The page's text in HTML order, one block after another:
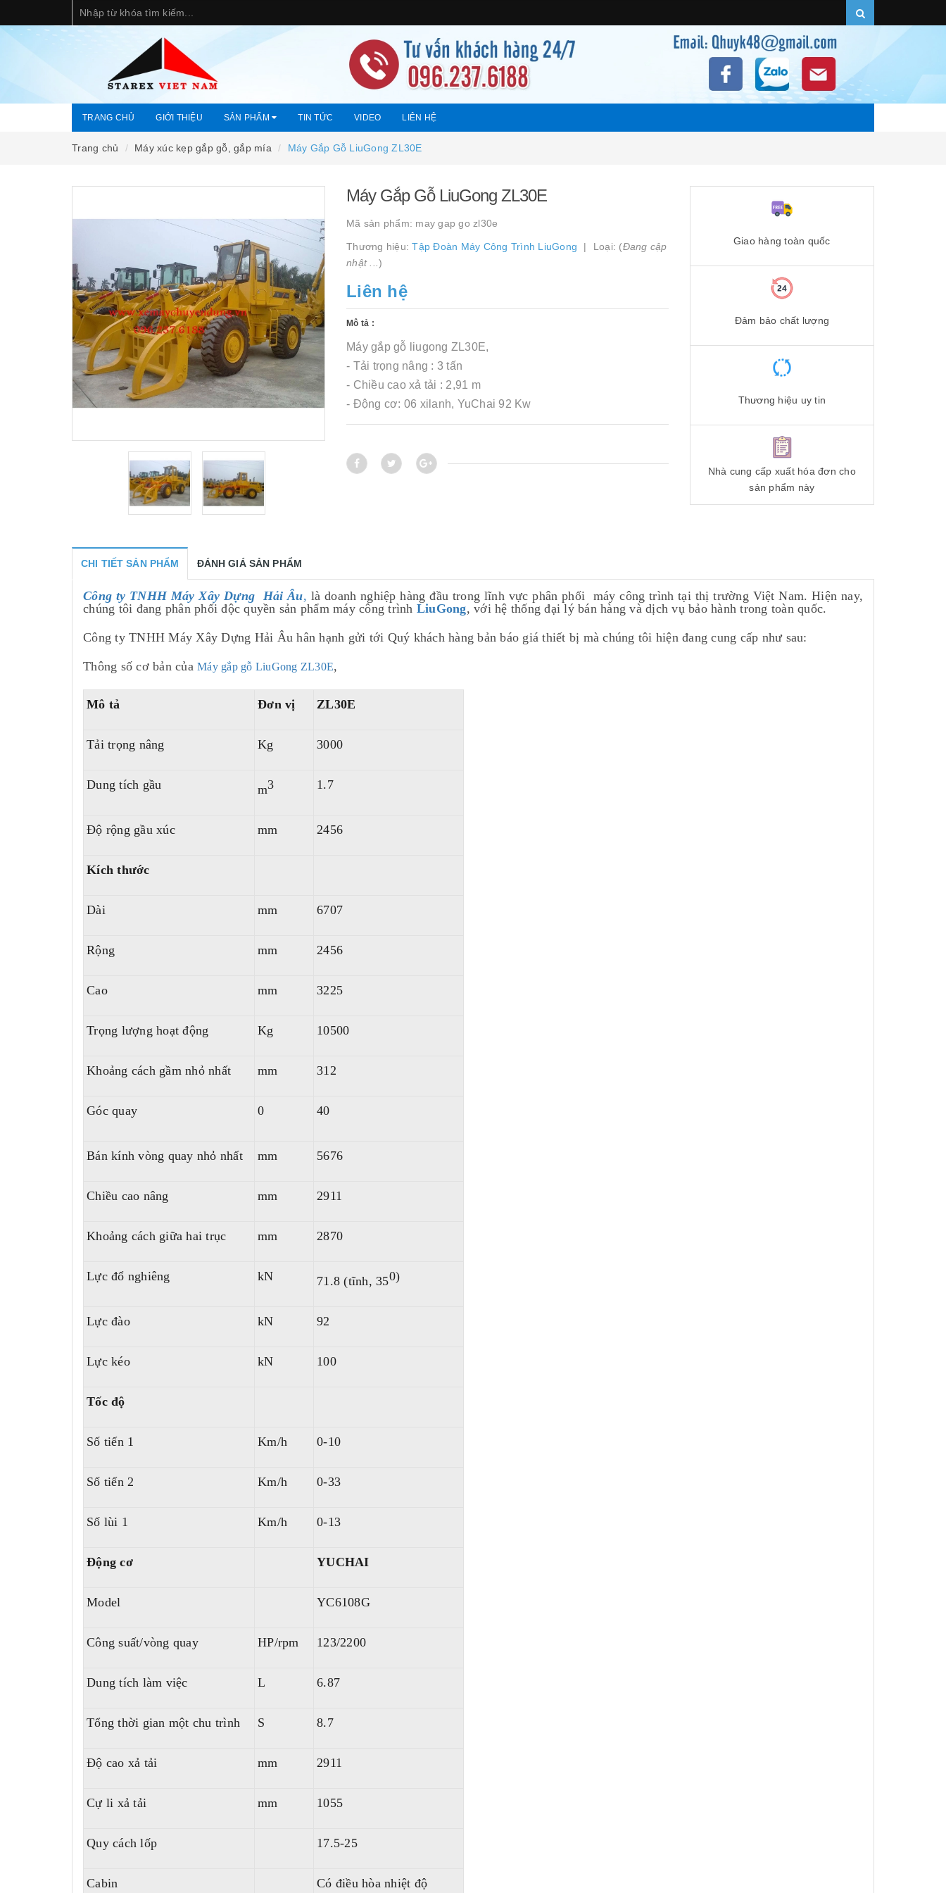
TRANG CHỦ GIỚI THIỆU SẢN PHẨM TIN TỨC VIDEO LIÊN HỆ
Trang chủ Máy xúc kẹp gắp gỗ, gắp mía Máy Gắp Gỗ LiuGong ZL30E
Máy Gắp Gỗ LiuGong ZL30E
Mã sản phẩm: may gap go zl30e
Thương hiệu:Tập Đoàn Máy Công Trình LiuGong Loại: (Đang cập
nhật ... )
Liên hệ
Mô tả :
Máy gắp gỗ liugong ZL30E,
- Tải trọng nâng : 3 tấn
- Chiều cao xả tải : 2,91 m
- Động cơ: 06 xilanh, YuChai 92 Kw
Giao hàng toàn quốc
Đảm bảo chất lượng
Thương hiệu uy tin
Nhà cung cấp xuất hóa đơn cho
sản phẩm này
CHI TIẾT SẢN PHẨM ĐÁNH GIÁ SẢN PHẨM
Công ty TNHH Máy Xây Dựng Hải Âu, là doanh nghiệp hàng đầu trong lĩnh vực phân phối máy công trình tại thị trường Việt Nam. Hiện nay,
chúng tôi đang phân phối độc quyền sản phẩm máy công trình LiuGong, với hệ thống đại lý bán hàng và dịch vụ bảo hành trong toàn quốc.
Công ty TNHH Máy Xây Dựng Hải Âu hân hạnh gửi tới Quý khách hàng bản báo giá thiết bị mà chúng tôi hiện đang cung cấp như sau:
Thông số cơ bản của Máy gắp gỗ LiuGong ZL30E,
Mô tả Đơn vị ZL30E
Tải trọng nâng Kg 3000
Dung tích gầu m3 1.7
Độ rộng gầu xúc mm 2456
Kích thước
Dài mm 6707
Rộng mm 2456
Cao mm 3225
Trọng lượng hoạt động Kg 10500
Khoảng cách gầm nhỏ nhất mm 312
Góc quay 0 40
Bán kính vòng quay nhỏ nhất mm 5676
Chiều cao nâng mm 2911
Khoảng cách giữa hai trục mm 2870
Lực đổ nghiêng kN 71.8 (tĩnh, 350)
Lực đào kN 92
Lực kéo kN 100
Tốc độ
Số tiến 1 Km/h 0-10
Số tiến 2 Km/h 0-33
Số lùi 1 Km/h 0-13
Động cơ YUCHAI
Model YC6108G
Công suất/vòng quay HP/rpm 123/2200
Dung tích làm việc L 6.87
Tổng thời gian một chu trình S 8.7
Độ cao xả tải mm 2911
Cự li xả tải mm 1055
Quy cách lốp 17.5-25
Cabin Có điều hòa nhiệt độ